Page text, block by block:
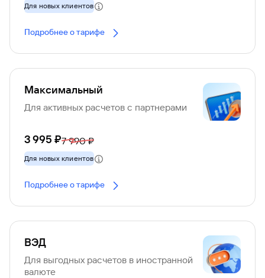
Для новых клиентов
Подробнее о тарифе
Максимальный
Для активных расчетов с партнерами
3 995 ₽7 990 ₽
Для новых клиентов
Подробнее о тарифе
ВЭД
Для выгодных расчетов в иностранной
валюте